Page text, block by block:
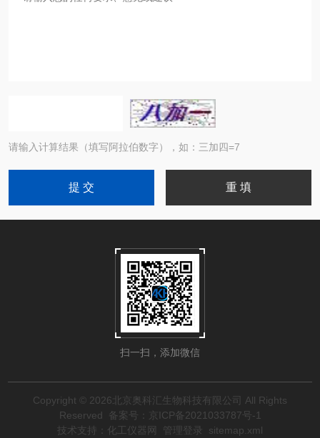
请输入计算结果（填写阿拉伯数字），如：三加四=7
扫一扫，添加微信
Copyright © 2026北京奥科汇生物科技有限公司 All Rights
Reserved
备案号：京ICP备2021033787号-1
技术支持： 化工仪器网 管理登录 sitemap.xml